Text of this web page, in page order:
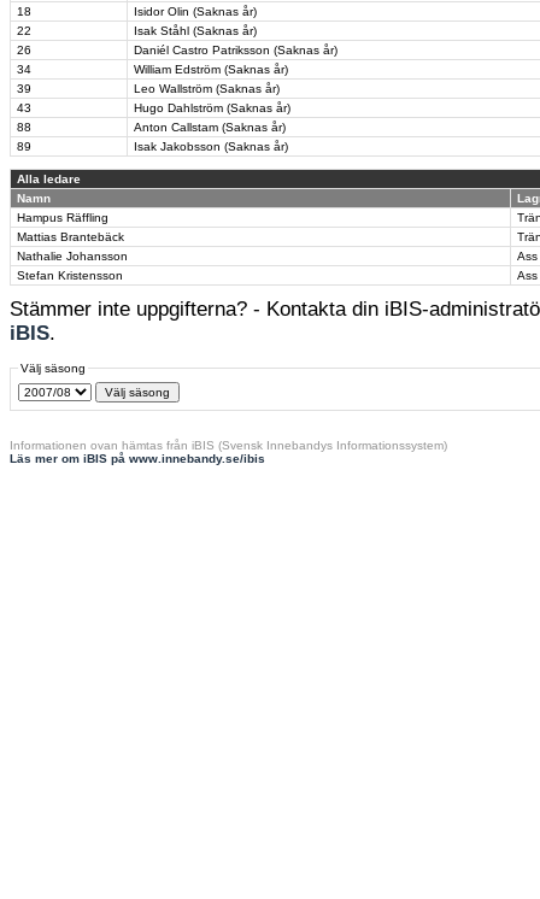
18
Isidor Olin (Saknas år)
22
Isak Ståhl (Saknas år)
26
Daniél Castro Patriksson (Saknas år)
34
William Edström (Saknas år)
39
Leo Wallström (Saknas år)
43
Hugo Dahlström (Saknas år)
88
Anton Callstam (Saknas år)
89
Isak Jakobsson (Saknas år)
Alla ledare
Namn
Hampus Räffling
Mattias Brantebäck
Nathalie Johansson
Ass
Stefan Kristensson
Ass
Stämmer inte uppgifterna? - Kontakta din iBIS-
iBIS.
Välj säsong
Informationen ovan hämtas från iBIS (Svensk Innebandys Informationssystem)
Läs mer om iBIS på www.innebandy.se/ibis